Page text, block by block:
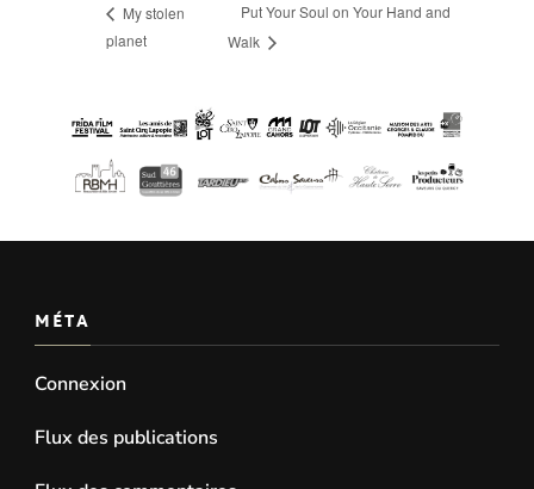
My stolen
planet
Put Your Soul on Your Hand and
Walk
MÉTA
Connexion
Flux des publications